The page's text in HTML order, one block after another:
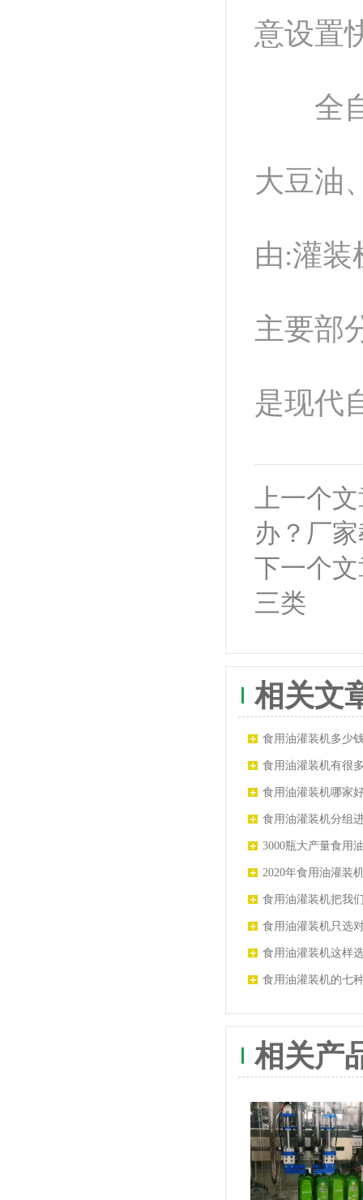
意设置
全自
大豆油
由:灌
主要部
是现代
上一个
办？厂
下一个
三类
相关文
食用油灌装机多少
格
食用油灌装机有很
前需要进行测试
食用油灌装机哪家
应商推荐
食用油灌装机分组
状的容器
3000瓶大产量食用
机 青州惠联灌装机
2020年食用油灌装
您详细分析
食用油灌装机把我
快速发展的时代
食用油灌装机只选
货比货就怕不识货
食用油灌装机这样
食用油灌装机的七
相关产